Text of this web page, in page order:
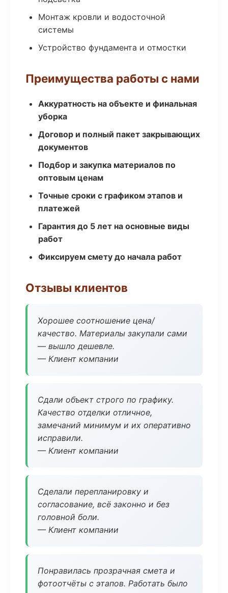
Монтаж кровли и водосточной
системы
Устройство фундамента и отмостки
Преимущества работы с нами
Аккуратность на объекте и финальная
уборка
Договор и полный пакет закрывающих
документов
Подбор и закупка материалов по
оптовым ценам
Точные сроки с графиком этапов и
платежей
Гарантия до 5 лет на основные виды
работ
Фиксируем смету до начала работ
Отзывы клиентов
Хорошее соотношение цена/
качество. Материалы закупали сами
— вышло дешевле.
— Клиент компании
Сдали объект строго по графику.
Качество отделки отличное,
замечаний минимум и их оперативно
исправили.
— Клиент компании
Сделали перепланировку и
согласование, всё законно и без
головной боли.
— Клиент компании
Понравилась прозрачная смета и
фотоотчёты с этапов. Работать было